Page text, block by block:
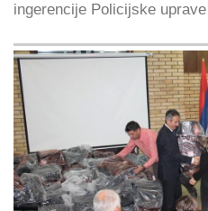
ingerencije Policijske